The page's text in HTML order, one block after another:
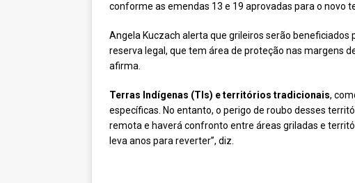
conforme as emendas 13 e 19 aprovadas para o novo
Angela Kuczach alerta que grileiros serão
reserva legal, que tem área de proteção nas margens
afirma.
Terras Indígenas (TIs) e territórios tradicionais,
específicas. No entanto, o perigo de roubo desses
remota e haverá confronto entre áreas griladas e
leva anos para reverter”, diz.